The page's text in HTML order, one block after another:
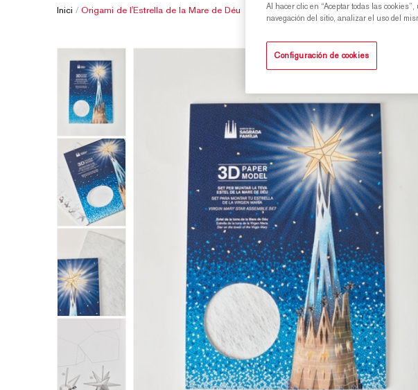
Inici / Origami de l'Estrella de la Mare de Déu
Al hacer clic en “Aceptar todas las
navegación del sitio, analizar el uso del
Configuración de cookies